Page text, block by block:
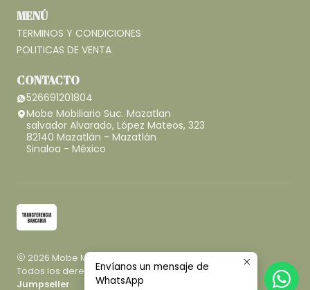
MENÚ
TERMINOS Y CONDICIONES
POLITICAS DE VENTA
CONTACTO
526691201804
Mobe Mobiliario Suc. Mazatlan
salvador Alvarado, López Mateos, 323
82140 Mazatlán - Mazatlán
Sinaloa - México
2026 Mobe Mobiliario.
Todos los derechos reservados.Desarrollado por
Jumpseller.
Envíanos un mensaje de
WhatsApp